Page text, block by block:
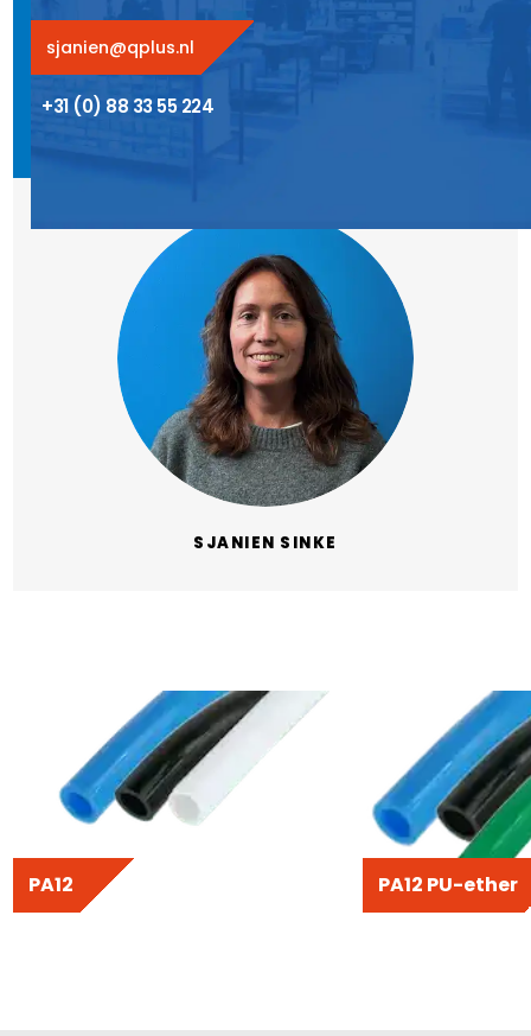
sjanien@qplus.nl
+31 (0) 88 33 55 224
SJANIEN SINKE
PA12 PA12 PU-ether